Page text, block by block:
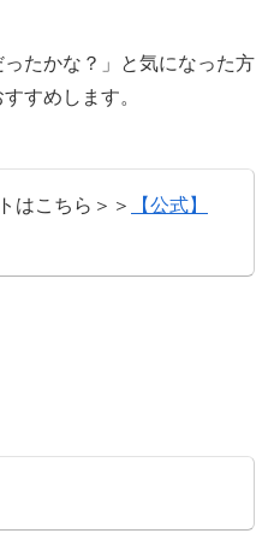
ったかな？」と気になった方
すめします。
はこちら＞＞
【公式】